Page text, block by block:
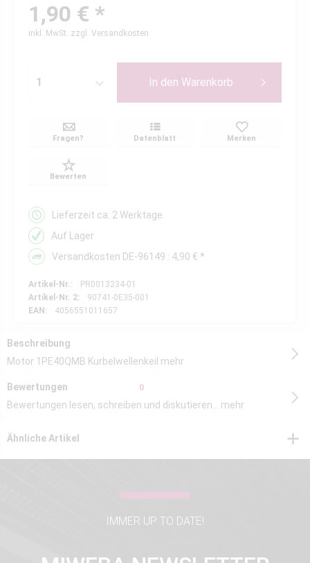
1,90 € *
inkl. MwSt. zzgl. Versandkosten
In den Warenkorb
Fragen? Datenblatt Merken
Bewerten
Lieferzeit ca. 2 Werktage
Auf Lager
Versandkosten DE-96149 : 4,90 € *
Artikel-Nr.:
PR0013234-01
Artikel-Nr. 2:
90741-0E35-001
EAN:
4056551011657
Beschreibung
Motor 1PE40QMB Kurbelwellenkeil mehr
Bewertungen 0
Bewertungen lesen, schreiben und diskutieren... mehr
Ähnliche Artikel
IMMER UP TO DATE!